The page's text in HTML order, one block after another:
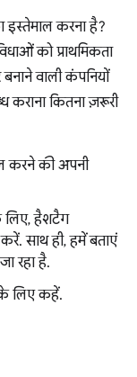
करना है?
को प्राथमिकता
वाली कंपनियों
कराना कितना ज़रूरी
करने की अपनी
हैशटैग
साथ ही, हमें बताएं
रहा है.
लिए कहें.